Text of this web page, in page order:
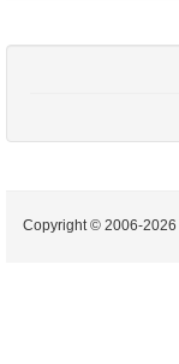
Copyright © 2006-2026